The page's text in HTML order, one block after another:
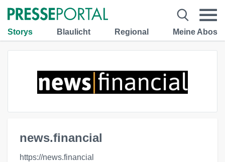
Storys Blaulicht Regional Meine Abos
news.financial
https://news.financial